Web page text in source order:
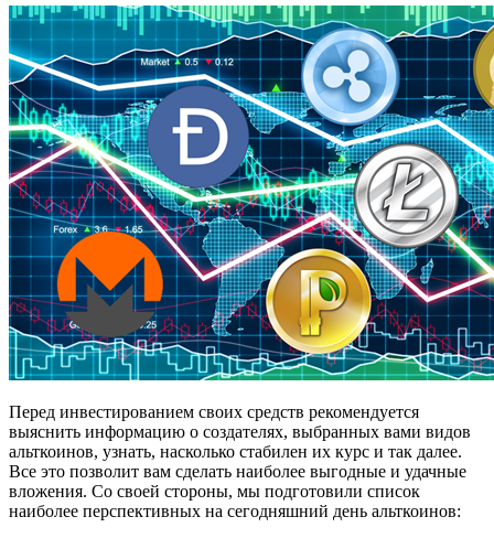
Перед инвестированием своих средств рекомендуется
выяснить информацию о создателях, выбранных вами видов
альткоинов, узнать, насколько стабилен их курс и так далее.
Все это позволит вам сделать наиболее выгодные и удачные
вложения. Со своей стороны, мы подготовили список
наиболее перспективных на сегодняшний день альткоинов: